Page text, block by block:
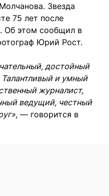
Звезда
75 лет после
Об этом сообщил в
Юрий Рост.
достойный
и умный
журналист,
ведущий, честный
, — говорится в